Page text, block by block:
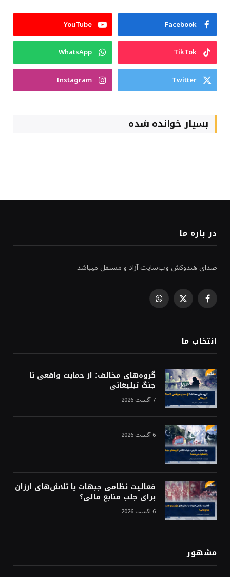
Facebook
YouTube
TikTok
WhatsApp
Twitter
Instagram
بسیار خوانده شده
در باره ما
صدای هندوکش وب‌سایت آزاد و مستقل میباشد
Facebook
X
WhatsApp
انتخاب ما
گروه‌های مخالف؛ از حمایت واقعی تا
جنگ تبلیغاتی
7 آگست 2026
6 آگست 2026
فعالیت نظامی جبهات یا تلاش‌های ارزان
برای جلب منابع مالی؟
6 آگست 2026
مشهور